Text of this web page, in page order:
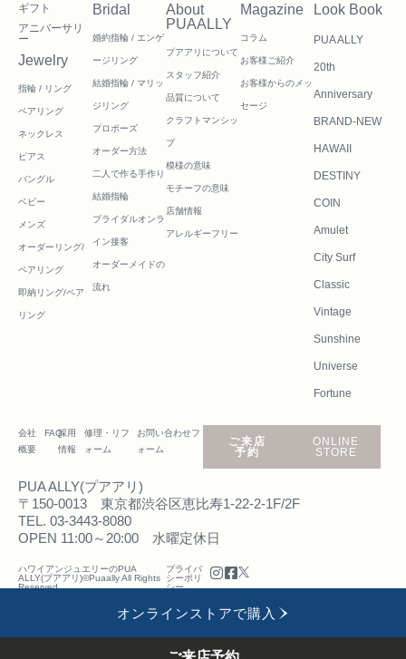
オンラインストアで購入
ギフト
アニバーサリ
ー
Jewelry
指輪 / リング
ペアリング
ネックレス
ピアス
バングル
ベビー
メンズ
オーダーリング/
ペアリング
即納リング/ペア
リング
Bridal
婚約指輪 / エンゲ
ージリング
結婚指輪 / マリッ
ジリング
プロポーズ
オーダー方法
二人で作る手作り
結婚指輪
ブライダルオンラ
イン接客
オーダーメイドの
流れ
About
PUAALLY
プアアリについて
スタッフ紹介
品質について
クラフトマンシッ
プ
模様の意味
モチーフの意味
店舗情報
アレルギーフリー
Magazine
コラム
お客様ご紹介
お客様からのメッ
セージ
Look Book
PUA ALLY
20th
Anniversary
BRAND-NEW
HAWAII
DESTINY
COIN
Amulet
City Surf
Classic
Vintage
Sunshine
Universe
Fortune
会社
概要
FAQ採用
情報
修理・リフ
ォーム
お問い合わせフ
ォーム
ご来店
予約
ONLINE
STORE
PUA ALLY(プアアリ)
〒150-0013 東京都渋谷区恵比寿1-22-2-1F/2F
TEL. 03-3443-8080
OPEN 11:00～20:00 水曜定休日
ハワイアンジュエリーのPUA
ALLY(プアアリ)©Puaally All Rights
Reserved.
プライバ
シーポリ
シー